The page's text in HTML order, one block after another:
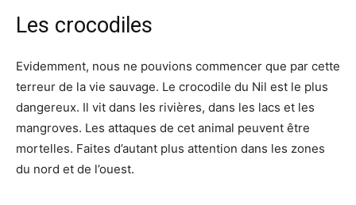
Les crocodiles
Evidemment, nous ne pouvions commencer que par cette
terreur de la vie sauvage. Le crocodile du Nil est le plus
dangereux. Il vit dans les rivières, dans les lacs et les
mangroves. Les attaques de cet animal peuvent être
mortelles. Faites d’autant plus attention dans les zones
du nord et de l’ouest.